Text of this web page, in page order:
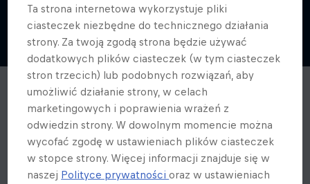
Ta strona internetowa wykorzystuje pliki
ciasteczek niezbędne do technicznego działania
strony. Za twoją zgodą strona będzie używać
dodatkowych plików ciasteczek (w tym ciasteczek
stron trzecich) lub podobnych rozwiązań, aby
umożliwić działanie strony, w celach
marketingowych i poprawienia wrażeń z
odwiedzin strony. W dowolnym momencie można
wycofać zgodę w ustawieniach plików ciasteczek
w stopce strony. Więcej informacji znajduje się w
naszej Polityce prywatnościoraz w ustawieniach